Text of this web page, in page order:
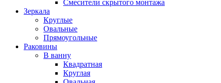
Смесители скрытого монтажа
Зеркала
Круглые
Овальные
Прямоугольные
Раковины
В ванну
Квадратная
Круглая